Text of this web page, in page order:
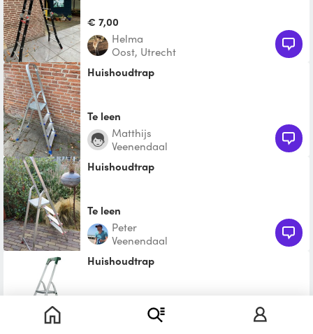
te nemen.
€ 7,00
Helma
Oost, Utrecht
Huishoudtrap
Te leen
Matthijs
Veenendaal
Huishoudtrap
Te leen
Peter
Veenendaal
Huishoudtrap